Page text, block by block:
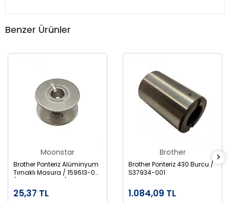
Benzer Ürünler
Moonstar
Brother Ponteriz Alüminyum
Tırnaklı Masura / 159613-001
(B1827-280-000)
25,37 TL
Brother
Brother Ponteriz 430 Burcu /
S37934-001
1.084,09 TL